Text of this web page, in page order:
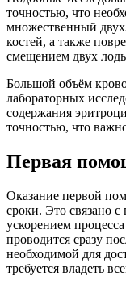
точностью, что
множественный
костей, а также
смещением двух
Большой объём
лабораторных
содержания
точностью, что
Первая
Оказание первой
сроки. Это связано
ускорением
проводится сразу
необходимой для
требуется владеть